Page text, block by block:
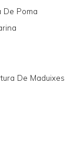
De Poma
De Maduixes